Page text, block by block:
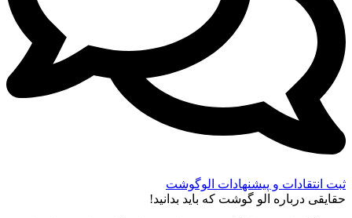
ثبت انتقادات و پیشنهادات الوگوشت
حقایقی درباره الو گوشت که باید بدانید!